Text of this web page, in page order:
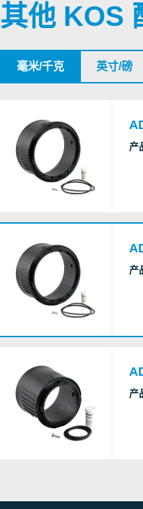
其他 KOS
毫米/千克 英寸/磅
产
产
产